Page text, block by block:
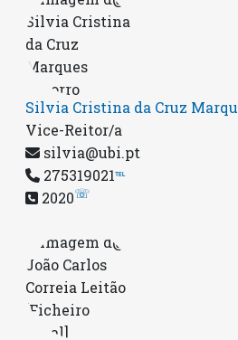
Silvia Cristina da Cruz
Vice-Reitor/a
silvia@ubi.pt
275319021℡
2020☏